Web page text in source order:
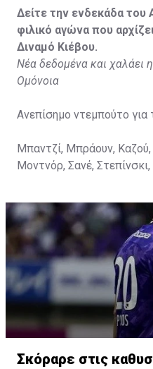
Δείτε την ενδεκάδα του
φιλικό αγώνα που
Διναμό Κιέβου.
Νέα δεδομένα και χαλάει
Ομόνοια
Ανεπίσημο ντεμπούτο για
Μπαντζί, Μπράουν,
Μοντνόρ, Σανέ, Στεπίνσκι,
Σκόραρε στις